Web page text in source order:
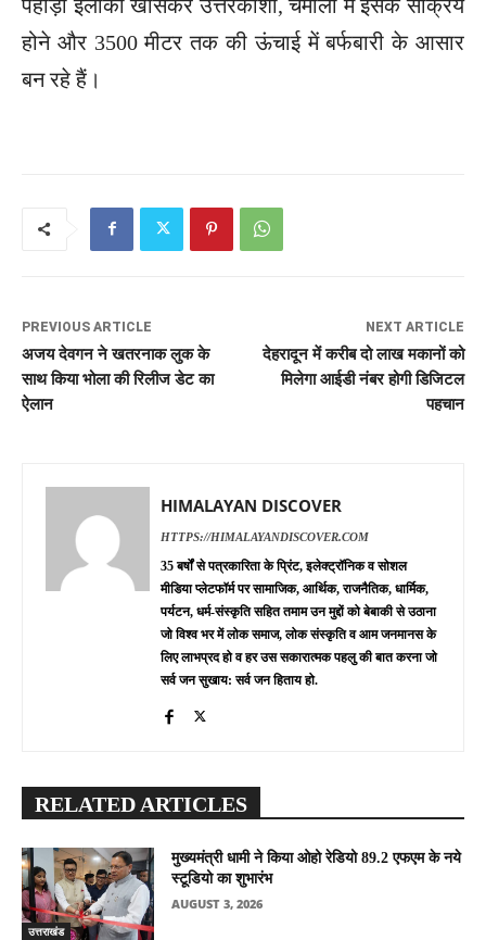
पहाड़ी इलाकों खासकर उत्तरकाशी, चमोली में इसके सक्रिय
होने और 3500 मीटर तक की ऊंचाई में बर्फबारी के आसार
बन रहे हैं।
PREVIOUS ARTICLE
अजय देवगन ने खतरनाक लुक के
साथ किया भोला की रिलीज डेट का
ऐलान
NEXT ARTICLE
देहरादून में करीब दो लाख मकानों को
मिलेगा आईडी नंबर होगी डिजिटल
पहचान
HIMALAYAN DISCOVER
HTTPS://HIMALAYANDISCOVER.COM
35 बर्षों से पत्रकारिता के प्रिंट, इलेक्ट्रॉनिक व सोशल
मीडिया प्लेटफॉर्म पर सामाजिक, आर्थिक, राजनैतिक, धार्मिक,
पर्यटन, धर्म-संस्कृति सहित तमाम उन मुद्दों को बेबाकी से उठाना
जो विश्व भर में लोक समाज, लोक संस्कृति व आम जनमानस के
लिए लाभप्रद हो व हर उस सकारात्मक पहलु की बात करना जो
सर्व जन सुखाय: सर्व जन हिताय हो.
RELATED ARTICLES
उत्तराखंड
मुख्यमंत्री धामी ने किया ओहो रेडियो 89.2 एफएम के नये
स्टूडियो का शुभारंभ
AUGUST 3, 2026